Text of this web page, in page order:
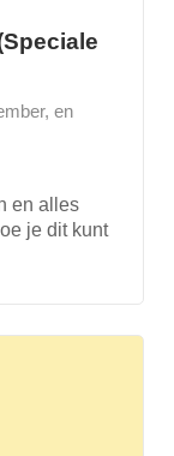
en
en alles
je dit kunt